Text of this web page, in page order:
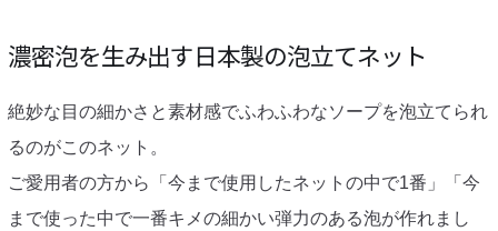
濃密泡を生み出す日本製の泡立てネット
絶妙な目の細かさと素材感でふわふわなソープを泡立てられ
るのがこのネット。
ご愛用者の方から「今まで使用したネットの中で1番」「今
まで使った中で一番キメの細かい弾力のある泡が作れまし